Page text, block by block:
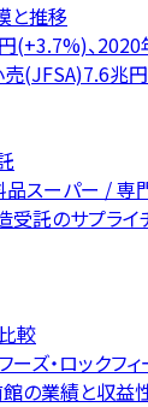
と推移
(+3.7%)、
売(JFSA)7.6兆
スーパー / 専
受託のサプライ
較
ズ・ロックフ
館の業績と収益